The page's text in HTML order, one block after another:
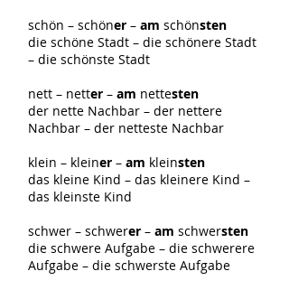
schön – schöner – am schönsten
die schöne Stadt – die schönere Stadt
– die schönste Stadt
nett – netter – am nettesten
der nette Nachbar – der nettere
Nachbar – der netteste Nachbar
klein – kleiner – am kleinsten
das kleine Kind – das kleinere Kind –
das kleinste Kind
schwer – schwerer – am schwersten
die schwere Aufgabe – die schwerere
Aufgabe – die schwerste Aufgabe